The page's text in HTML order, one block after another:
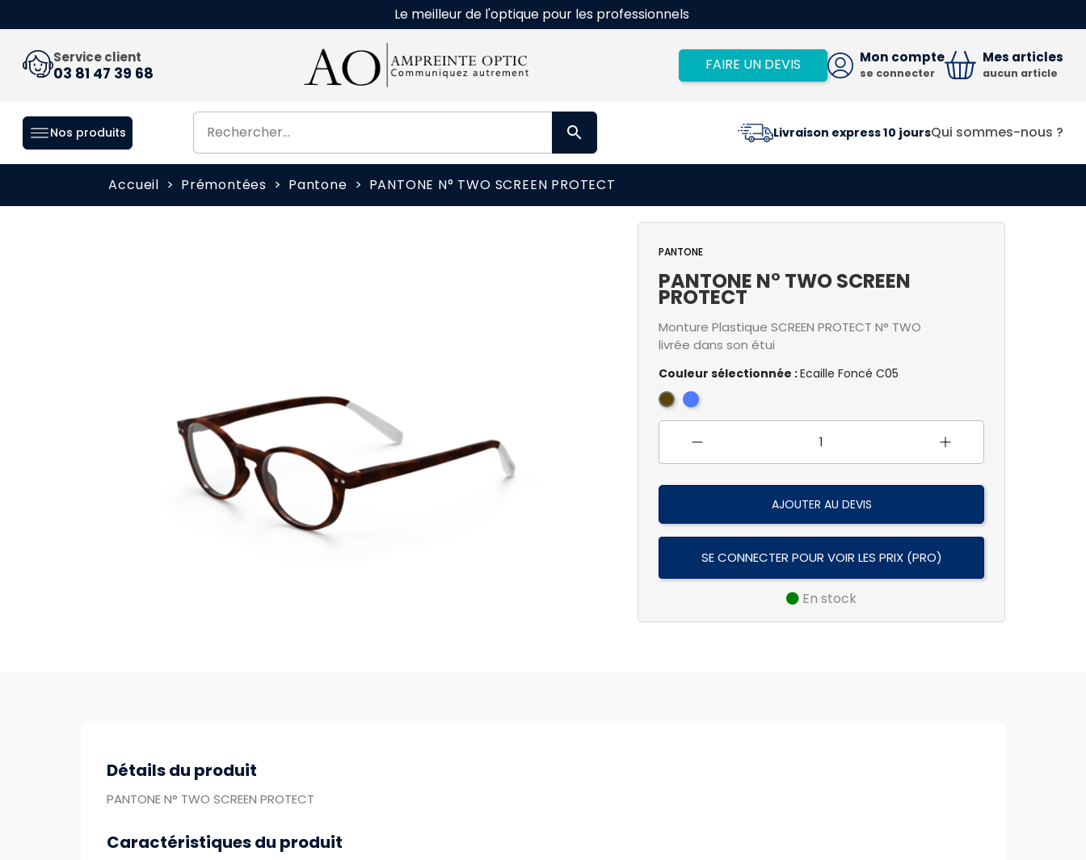
Le meilleur de l'optique pour les professionnels
Service client
03 81 47 39 68 FAIRE UN DEVIS Mon compte
se connecter
Mes articles
aucun article
Nos produits  Livraison express 10 joursQui sommes-nous ?
Accueil Prémontées Pantone PANTONE N° TWO SCREEN PROTECT
Détails du produit
PANTONE N° TWO SCREEN PROTECT
Caractéristiques du produit
PANTONE
PANTONE N° TWO SCREEN
PROTECT
Monture Plastique SCREEN PROTECT N° TWO
livrée dans son étui
Couleur sélectionnée :Ecaille Foncé C05
EcailleBleu
AJOUTER AU DEVIS
SE CONNECTER POUR VOIR LES PRIX (PRO)
En stock